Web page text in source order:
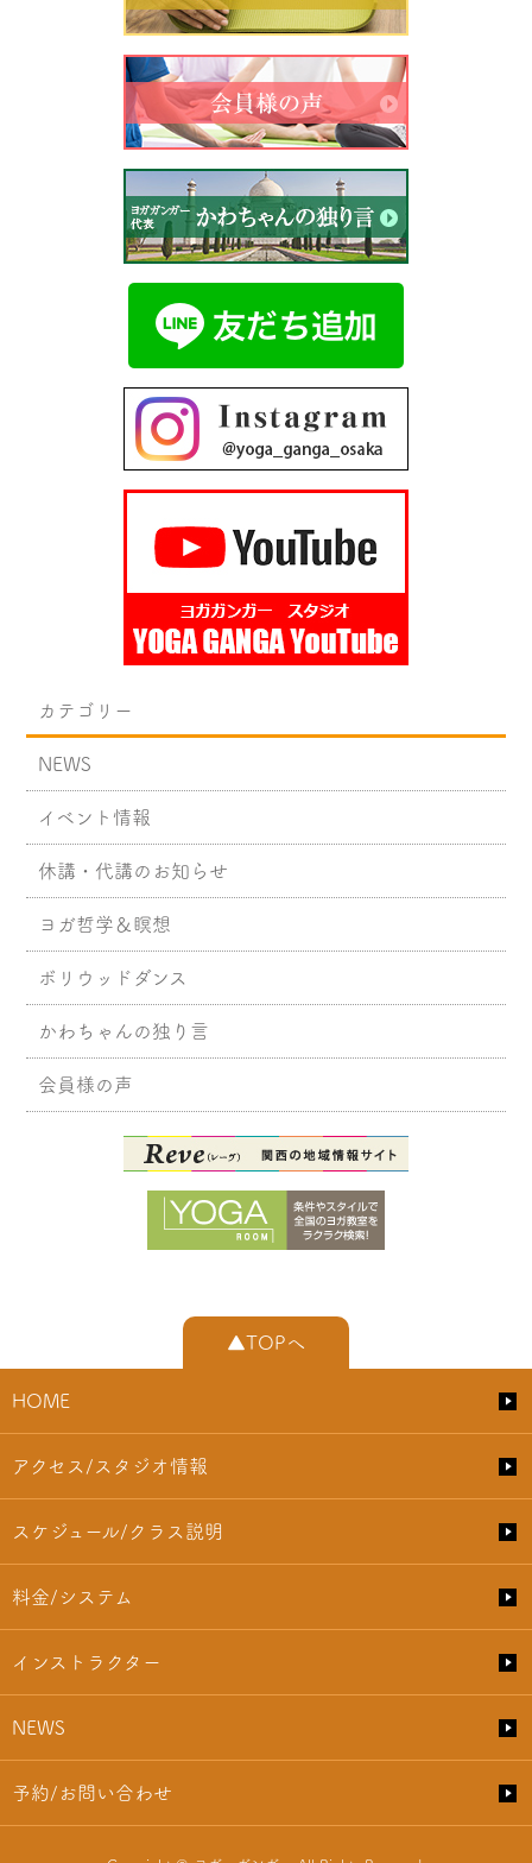
カテゴリー
NEWS
イベント情報
休講・代講のお知らせ
ヨガ哲学＆瞑想
ボリウッドダンス
かわちゃんの独り言
会員様の声
▲TOPへ
HOME
アクセス/スタジオ情報
スケジュール/クラス説明
料金/システム
インストラクター
NEWS
予約/お問い合わせ